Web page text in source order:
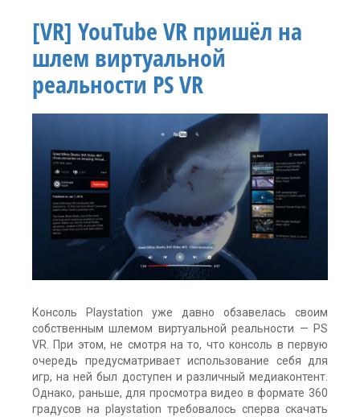
[VR] YouTube VR пришёл на
шлем виртуальной
реальности PS VR
Консоль Playstation уже давно обзавелась своим
собственным шлемом виртуальной реальности — PS
VR. При этом, не смотря на то, что консоль в первую
очередь предусматривает использование себя для
игр, на ней был доступен и различный медиаконтент.
Однако, раньше, для просмотра видео в формате 360
градусов на playstation требовалось сперва скачать